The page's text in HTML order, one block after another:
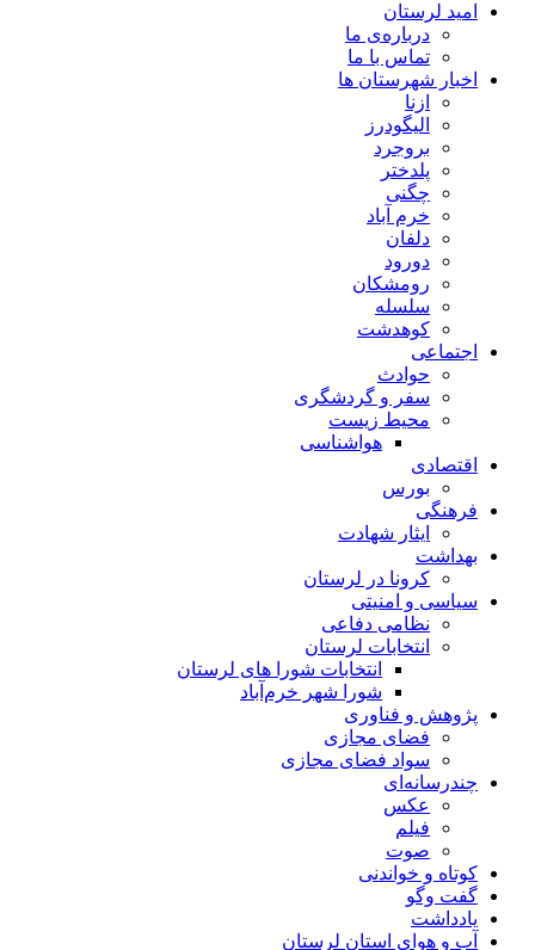
امید لرستان
درباره‌ی ما
تماس با ما
اخبار شهرستان ها
ازنا
الیگودرز
بروجرد
پلدختر
چگنی
خرم آباد
دلفان
دورود
رومشکان
سلسله
کوهدشت
اجتماعی
حوادث
سفر و گردشگری
محیط زیست
هواشناسی
اقتصادی
بورس
فرهنگی
ایثار شهادت
بهداشت
کرونا در لرستان
سیاسی و امنیتی
نظامی دفاعی
انتخابات لرستان
انتخابات شورا های لرستان
شورا شهر خرم‌آباد
پژوهش و فناوری
فضای مجازی
سواد فضای مجازی
چندرسانه‌ای
عكس
فیلم
صوت
کوتاه و خواندنی
گفت وگو
یادداشت
آب و هوای استان لرستان